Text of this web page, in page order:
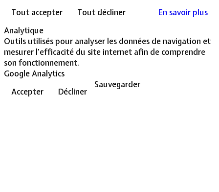
Tout accepter
Tout décliner
En savoir plus
Analytique
Outils utilisés pour analyser les données de navigation et
mesurer l'efficacité du site internet afin de comprendre
son fonctionnement.
Google Analytics
Accepter
Décliner
Sauvegarder